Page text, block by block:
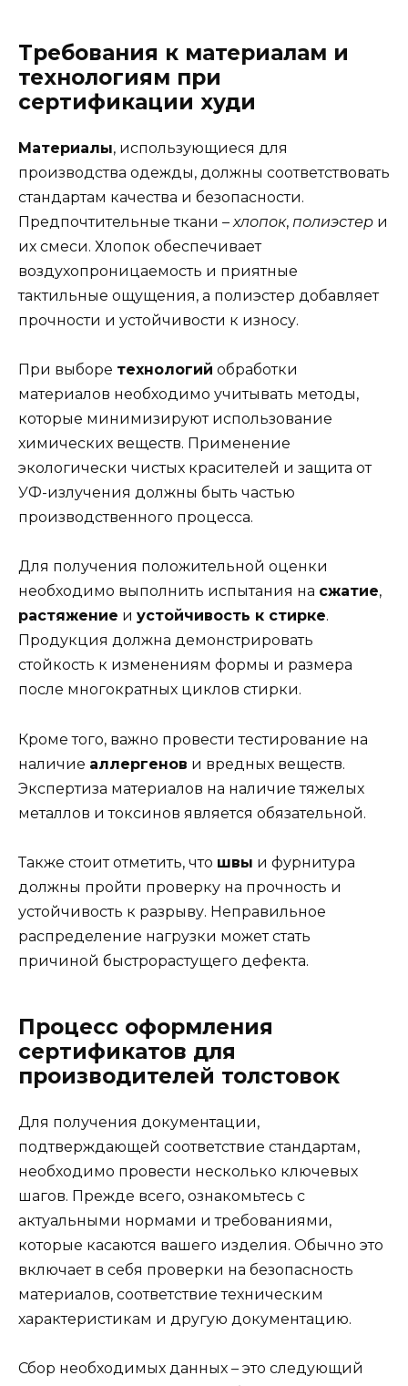
Требования к материалам и
технологиям при
сертификации худи
Материалы, использующиеся для
производства одежды, должны соответствовать
стандартам качества и безопасности.
Предпочтительные ткани –хлопок, полиэстер и
их смеси. Хлопок обеспечивает
воздухопроницаемость и приятные
тактильные ощущения, а полиэстер добавляет
прочности и устойчивости к износу.
При выборе технологий обработки
материалов необходимо учитывать методы,
которые минимизируют использование
химических веществ. Применение
экологически чистых красителей и защита от
УФ-излучения должны быть частью
производственного процесса.
Для получения положительной оценки
необходимо выполнить испытания на сжатие,
растяжение и устойчивость к стирке.
Продукция должна демонстрировать
стойкость к изменениям формы и размера
после многократных циклов стирки.
Кроме того, важно провести тестирование на
наличие аллергенов и вредных веществ.
Экспертиза материалов на наличие тяжелых
металлов и токсинов является обязательной.
Также стоит отметить, что швы и фурнитура
должны пройти проверку на прочность и
устойчивость к разрыву. Неправильное
распределение нагрузки может стать
причиной быстрорастущего дефекта.
Процесс оформления
сертификатов для
производителей толстовок
Для получения документации,
подтверждающей соответствие стандартам,
необходимо провести несколько ключевых
шагов. Прежде всего, ознакомьтесь с
актуальными нормами и требованиями,
которые касаются вашего изделия. Обычно это
включает в себя проверки на безопасность
материалов, соответствие техническим
характеристикам и другую документацию.
Сбор необходимых данных – это следующий